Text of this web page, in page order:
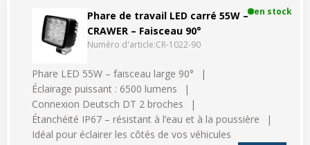
Blog AgriproLED.fr
09 70 24 66 76
[email protected]
+33 6 02 07 35 61
Phare de travail LED carré 55W –
CRAWER – Faisceau 90°
Numéro d'article:CR-1022-90
en stock
Phare LED 55W – faisceau large 90°
Éclairage puissant : 6500 lumens
Connexion Deutsch DT 2 broches
Étanchéité IP67 – résistant à l’eau et à la poussière
Idéal pour éclairer les côtés de vos véhicules